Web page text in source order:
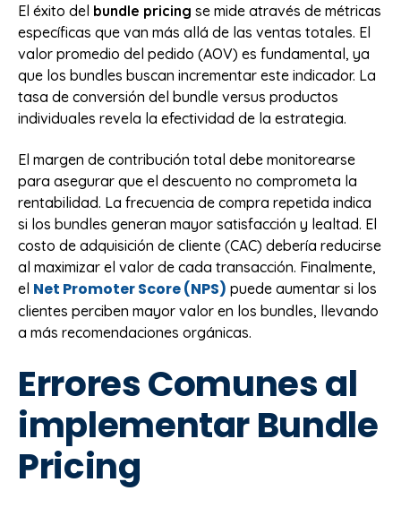
El éxito del bundle pricing se mide através de métricas
específicas que van más allá de las ventas totales. El
valor promedio del pedido (AOV) es fundamental, ya
que los bundles buscan incrementar este indicador. La
tasa de conversión del bundle versus productos
individuales revela la efectividad de la estrategia.
El margen de contribución total debe monitorearse
para asegurar que el descuento no comprometa la
rentabilidad. La frecuencia de compra repetida indica
si los bundles generan mayor satisfacción y lealtad. El
costo de adquisición de cliente (CAC) debería reducirse
al maximizar el valor de cada transacción. Finalmente,
el Net Promoter Score (NPS) puede aumentar si los
clientes perciben mayor valor en los bundles, llevando
a más recomendaciones orgánicas.
Errores Comunes al
implementar Bundle
Pricing